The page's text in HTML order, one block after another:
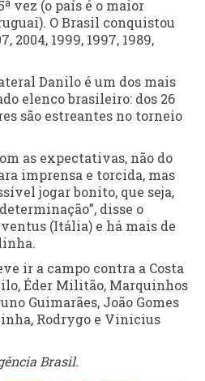
vez (o país é o maior
O Brasil conquistou
2004, 1999, 1997, 1989,
Danilo é um dos mais
elenco brasileiro: dos 26
são estreantes no torneio
as expectativas, não do
imprensa e torcida, mas
jogar bonito, que seja,
disse o
(Itália) e há mais de
ir a campo contra a Costa
Éder Militão, Marquinhos
Guimarães, João Gomes
Rodrygo e Vinicius
Brasil.